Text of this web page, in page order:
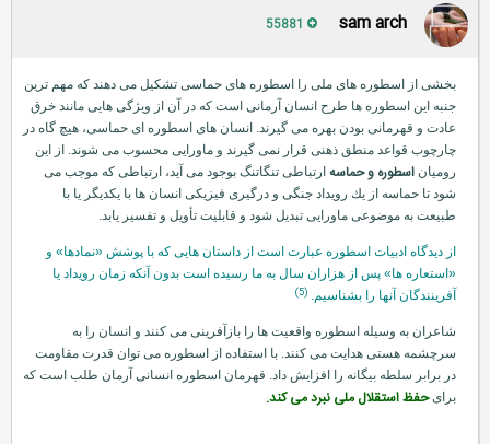
sam arch
بخشی از اسطوره های ملی را اسطوره های حماسی تشكیل می دهند كه مهم ترین
جنبه این اسطوره ها طرح انسان آرمانی است كه در آن از ویژگی هایی مانند خرق
عادت و قهرمانی بودن بهره می گیرند. انسان های اسطوره ای حماسی، هیچ گاه در
چارچوب قواعد منطق ذهنی قرار نمی گیرند و ماورایی محسوب می شوند. از این
رومیاناسطوره و حماسهارتباطی تنگاتنگ بوجود می آید، ارتباطی كه موجب می
شود تا حماسه از یك رویداد جنگی و درگیری فیزیكی انسان ها با یكدیگر یا با
طبیعت به موضوعی ماورایی تبدیل شود و قابلیت تأویل و تفسیر یابد.
از دیدگاه ادبیات اسطوره عبارت است از داستان هایی كه با پوشش «نمادها» و
«استعاره ها» پس از هزاران سال به ما رسیده است بدون آنكه زمان رویداد یا
آفرینندگان آنها را بشناسیم.(5)
شاعران به وسیله اسطوره واقعیت ها را بازآفرینی می كنند و انسان را به
سرچشمه هستی هدایت می كنند. با استفاده از اسطوره می توان قدرت مقاومت
در برابر سلطه بیگانه را افزایش داد. قهرمان اسطوره انسانی آرمان طلب است كه
برایحفظ استقلال ملی نبرد می كند.